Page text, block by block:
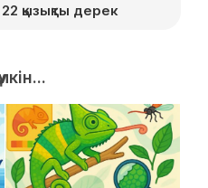
қызықты дерек